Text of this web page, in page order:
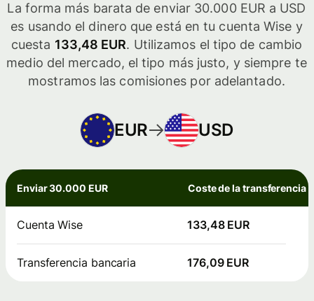
La forma más barata de enviar 30.000 EUR a USD
es usando el dinero que está en tu cuenta Wise y
cuesta 133,48 EUR. Utilizamos el tipo de cambio
medio del mercado, el tipo más justo, y siempre te
mostramos las comisiones por adelantado.
EUR USD
Enviar 30.000 EUR Coste de la transferencia
Cuenta Wise 133,48 EUR
Transferencia bancaria 176,09 EUR